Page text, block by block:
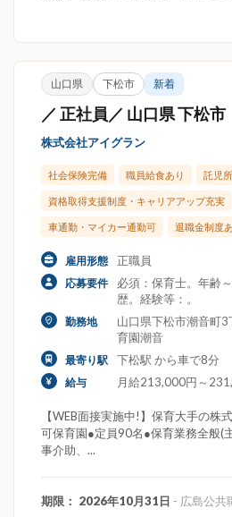
山口県 下松市 新着
／ 正社員／ 山口県 下松市
株式会社アイグラン
社会保険完備 職員給食あり 託児
資格取得支援制度・キャリアアップ充実
車通勤・マイカー通勤可 退職金制度
雇用形態 正職員
応募要件
必須：保育士。年齢
歴。経験等：。
勤務地
山口県下松市潮音町
育園潮音
最寄り駅 下松駅 から車で8分
給与 月給213,000円～
【WEB面接実施中!】保育大手の株
可保育園●定員90名●保育業務全般(
事介助、...
期限： 2026年10月31日 - 広島公共